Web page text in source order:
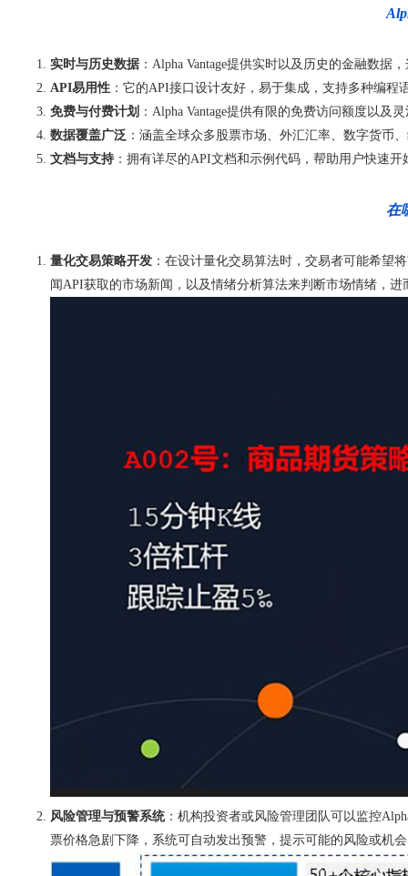
实时与历史数据 ：Alpha Vantage提供实时以及历史的金融数
API易用性 ：它的API接口设计友好，易于集成，支持多种编程
免费与付费计划 ：Alpha Vantage提供有限的免费访问额度以
数据覆盖广泛 ：涵盖全球众多股票市场、外汇汇率、数字货币
文档与支持 ：拥有详尽的API文档和示例代码，帮助用户快速
在
量化交易策略开发 ：在设计量化交易算法时，交易者可能希望
闻API获取的市场新闻，以及情绪分析算法来判断市场情绪，进
风险管理与预警系统：机构投资者或风险管理团队可以监控
票价格急剧下降，系统可自动发出预警，提示可能的风险或机